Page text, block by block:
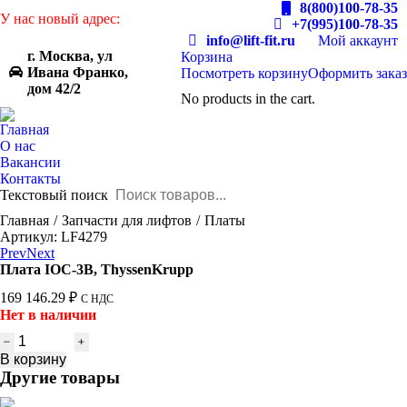
У нас новый адрес:
г. Москва, ул
Ивана Франко,
дом 42/2
8(800)100-78-35
+7(995)100-78-35
info@lift-fit.ru
Мой аккаунт
Корзина
Посмотреть корзинуОформить заказ
No products in the cart.
Главная
О нас
Вакансии
Контакты
Текстовый поиск
You are here:
Главная Запчасти для лифтов
Платы
Артикул: LF4279
PrevNext
Плата IOC-3B, ThyssenKrupp
169 146.29 ₽ С НДС
Нет в наличии
Количество
товара
Плата
IOC-
В корзину
Другие товары